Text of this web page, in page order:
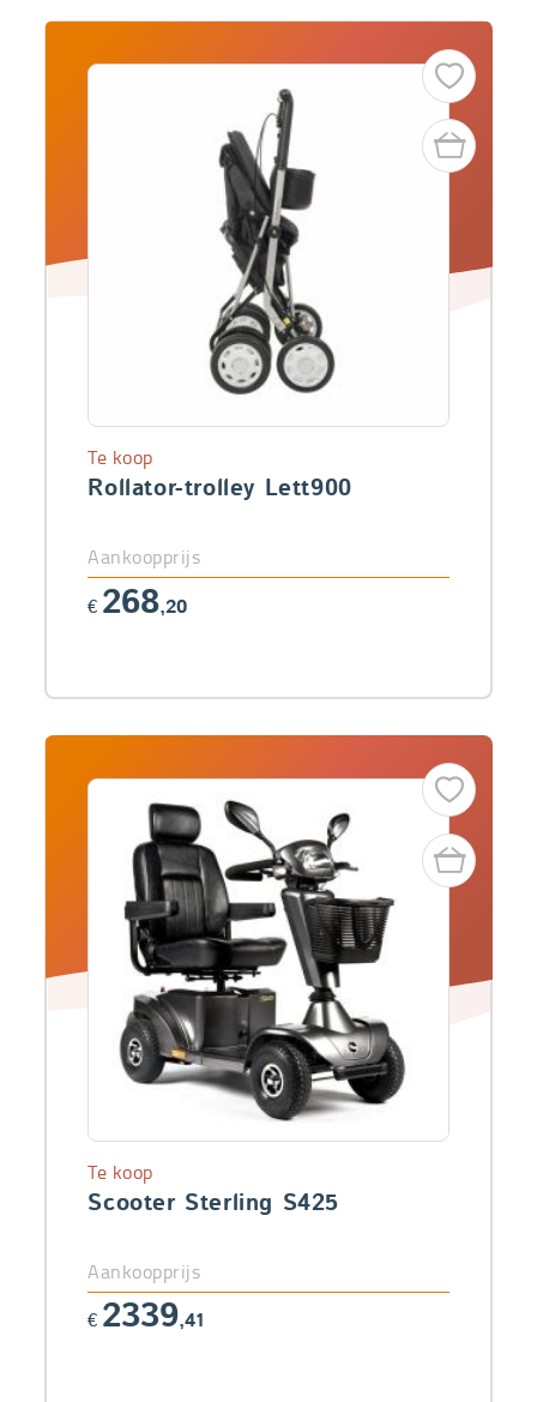
Rollator-trolley Lett900
Te koop
Aankoopprijs
€ 268,20
Scooter Sterling S425
Te koop
Aankoopprijs
€ 2339,41